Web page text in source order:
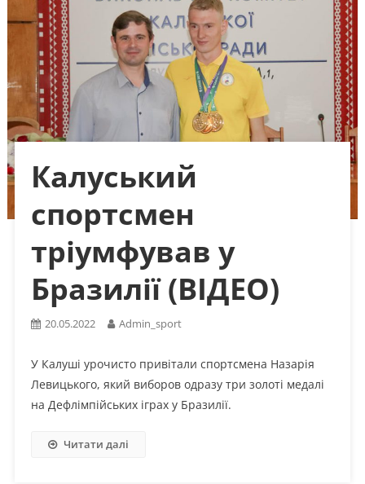
Калуський
спортсмен
тріумфував у
Бразилії (ВІДЕО)
20.05.2022 Admin_sport
У Калуші урочисто привітали спортсмена Назарія
Левицького, який виборов одразу три золоті медалі
на Дефлімпійських іграх у Бразилії.
Читати далі